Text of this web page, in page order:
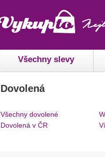
Všechny slevy
Dovolená
Všechny dovolené
Dovolená v ČR